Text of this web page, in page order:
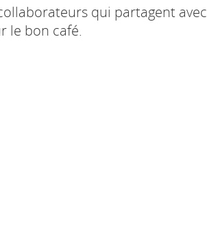
qui partagent avec
le bon café.